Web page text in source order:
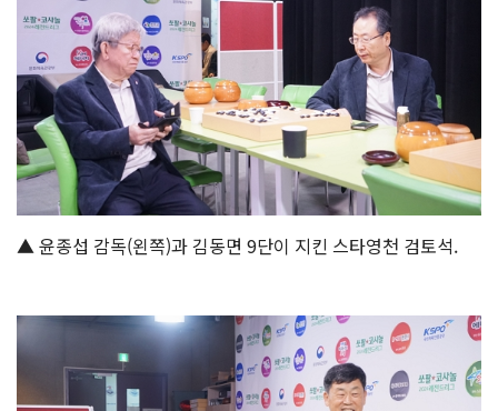
▲ 윤종섭 감독(왼쪽)과 김동면 9단이 지킨 스타영천 검토석.